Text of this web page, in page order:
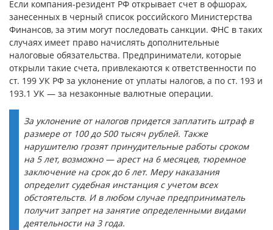
Если компания-резидент РФ открывает счет в офшорах,
занесенных в черный список российского Министерства
Финансов, за этим могут последовать санкции. ФНС в таких
случаях имеет право начислять дополнительные
налоговые обязательства. Предприниматели, которые
открыли такие счета, привлекаются к ответственности по
ст. 199 УК РФ за уклонение от уплаты налогов, а по ст. 193 и
193.1 УК — за незаконные валютные операции.
За уклонение от налогов придется заплатить штраф в
размере от 100 до 500 тысяч рублей. Также
нарушителю грозят принудительные работы сроком
на 5 лет, возможно — арест на 6 месяцев, тюремное
заключение на срок до 6 лет. Меру наказания
определит судебная инстанция с учетом всех
обстоятельств. И в любом случае предприниматель
получит запрет на занятие определенными видами
деятельности на 3 года.